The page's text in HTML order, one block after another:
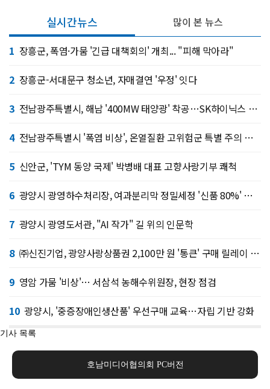
실시간뉴스
1 장흥군, 폭염·가뭄 '긴급 대책회의' 개최... "피해 막아라"
2 장흥군-서대문구 청소년, 자매결연 '우정' 잇다
3 전남광주특별시, 해남 '400MW 태양광' 착공…SK하이닉스 공급
4 전남광주특별시 '폭염 비상', 온열질환 고위험군 특별 주의 당부
5 신안군, 'TYM 동양 국제' 박병배 대표 고향사랑기부 쾌척
6 광양시 광영하수처리장, 여과분리막 정밀세정 '신품 80%' 회복
7 광양시 광영도서관, "AI 작가" 길 위의 인문학
8 ㈜신진기업, 광양사랑상품권 2,100만 원 '통큰' 구매 릴레이 동참
9 영암 가뭄 '비상'… 서삼석 농해수위원장, 현장 점검
10 광양시, '중증장애인생산품' 우선구매 교육…자립 기반 강화
많이 본 뉴스
기사 목록
호남미디어협의회 PC버전